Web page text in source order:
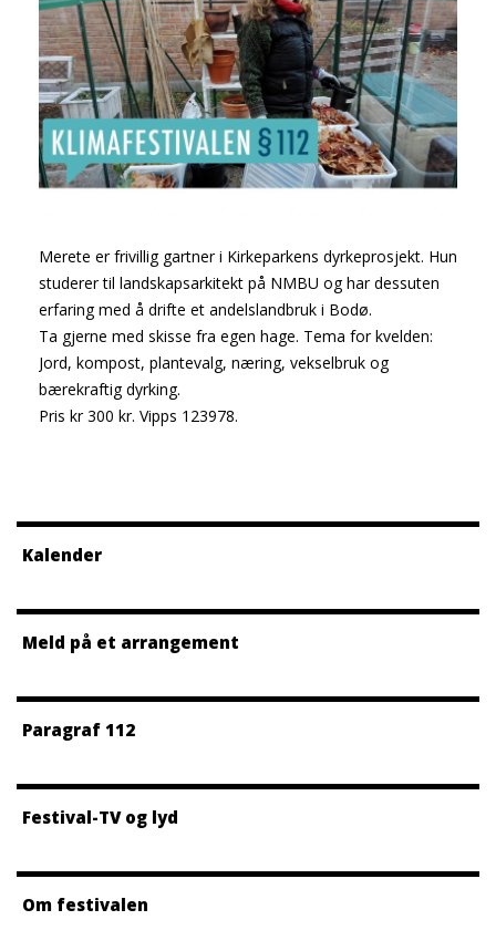
Merete er frivillig gartner i Kirkeparkens dyrkeprosjekt. Hun
studerer til landskapsarkitekt på NMBU og har dessuten
erfaring med å drifte et andelslandbruk i Bodø.
Ta gjerne med skisse fra egen hage. Tema for kvelden:
Jord, kompost, plantevalg, næring, vekselbruk og
bærekraftig dyrking.
Pris kr 300 kr. Vipps 123978.
Kalender
Meld på et arrangement
Paragraf 112
Festival-TV og lyd
Om festivalen